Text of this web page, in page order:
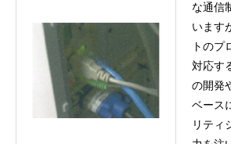
な通信
います
トのプ
対応す
の開発
ベース
リティ